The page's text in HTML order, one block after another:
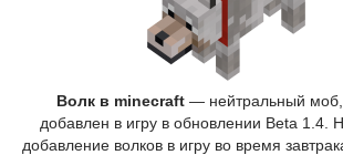
Волк в minecraft— нейтральный моб,
добавлен в игру в обновлении Beta 1.4.
добавление волков в игру во время